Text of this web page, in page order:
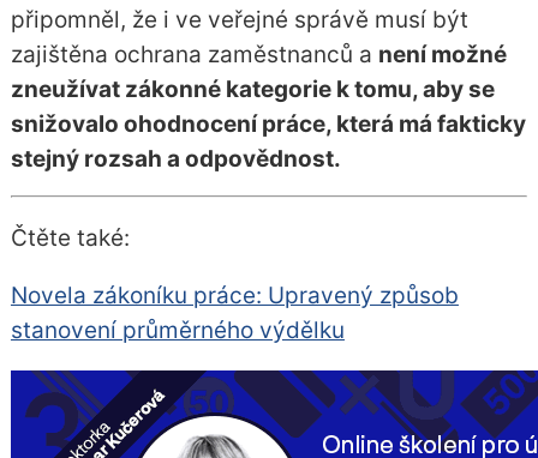
připomněl, že i ve veřejné správě musí být
zajištěna ochrana zaměstnanců a není možné
zneužívat zákonné kategorie k tomu, aby se
snižovalo ohodnocení práce, která má fakticky
stejný rozsah a odpovědnost.
Čtěte také:
Novela zákoníku práce: Upravený způsob
stanovení průměrného výdělku